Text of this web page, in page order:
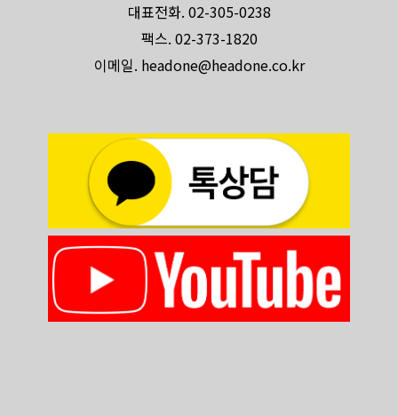
대표전화. 02-305-0238
팩스. 02-373-1820
이메일. headone@headone.co.kr